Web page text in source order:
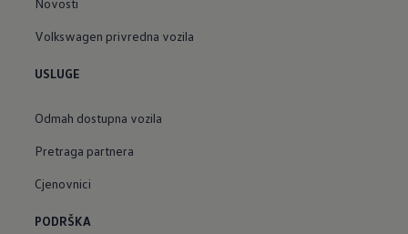
Volkswagen privredna vozila
USLUGE
Odmah dostupna vozila
Pretraga partnera
Cjenovnici
PODRŠKA